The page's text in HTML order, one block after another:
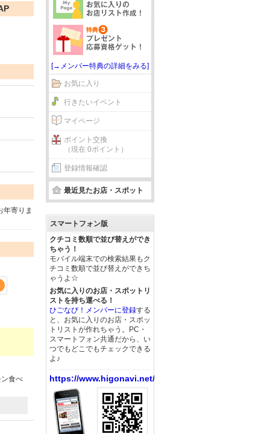
年寄りま
食べ
[→メンバー特典の詳細をみる]
お気に入り
行きたいイベント
マイページ
ポイント交換
（現在 0ポイント）
登録情報確認
最近見たお店・スポット
スマートフォン版
クチコミ数順で並び替えができ
ちゃう！
モバイル端末での検索結果もク
チコミ数順で並び替えができち
ゃうよ☆
お気に入りのお店・スポットリ
ストを持ち運べる！
ひごなび！メンバーに登録する
と、お気に入りのお店・スポッ
トリストが作れちゃう。PC・
スマートフォン共通だから、い
つでもどこでもチェックできる
よ♪
https://www.higonavi.net/